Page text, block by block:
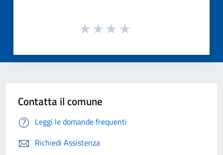
Contatta il comune
Leggi le domande frequenti
Richiedi Assistenza